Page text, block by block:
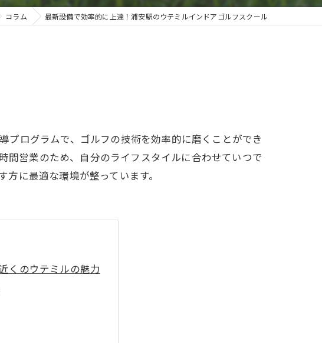
シミュレーションゴルフ Caddy 料金表
試打会開催受付
コラム 最新設備で効率的に上達！浦安駅のウテミルインドアゴルフスクール
ログラムで、ゴルフの技術を効率的に磨くことができ
間営業のため、自分のライフスタイルに合わせていつで
に最適な環境が整っています。
くのウテミルの魅力
たプログラム